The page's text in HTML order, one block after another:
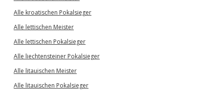
Alle kroatischen Pokalsieger
Alle lettischen Meister
Alle lettischen Pokalsieger
Alle liechtensteiner Pokalsieger
Alle litauischen Meister
Alle litauischen Pokalsieger